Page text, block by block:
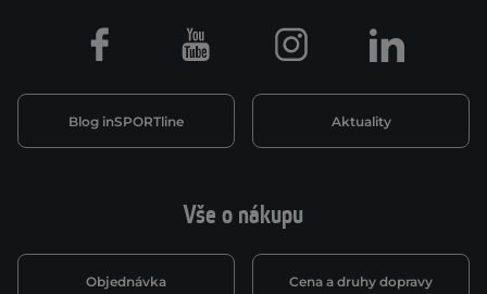
Vše o nákupu
Objednávka Cena a druhy dopravy
Blog inSPORTline Aktuality
Facebook Youtube Instagram LinkedIn